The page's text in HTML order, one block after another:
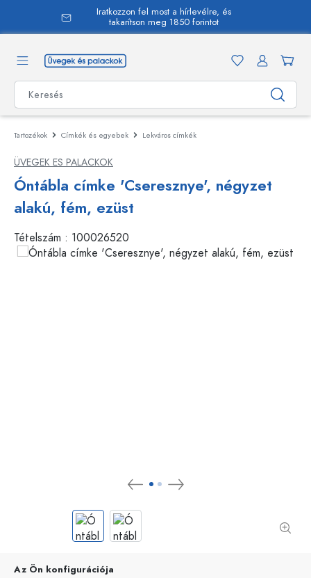
Iratkozzon fel most a hírlevélre, és
takarítson meg 1850 forintot
Tartozékok Címkék és egyebek Lekváros címkék
ÜVEGEK ES PALACKOK
Óntábla címke 'Cseresznye', négyzet
alakú, fém, ezüst
Tételszám : 100026520
Az Ön konfigurációja